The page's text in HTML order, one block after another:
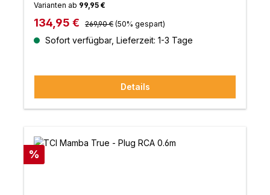
Luftfahrttauglichkeit.Im Design ähnlich dem TCI
Fierce, aber durch die Verwendung
hochwertigerer Materialien wird eine noch höhere
Varianten ab 99,95 €
Verkaufspreis:
134,95 € Regulärer Preis:
269,90 € (50% gespart)
Sofort verfügbar, Lieferzeit: 1-3 Tage
Details
Rabatt
%